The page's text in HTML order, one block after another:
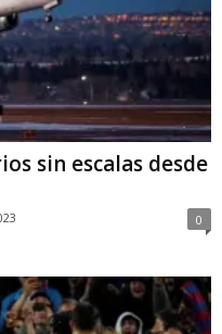
sin escalas desde
0